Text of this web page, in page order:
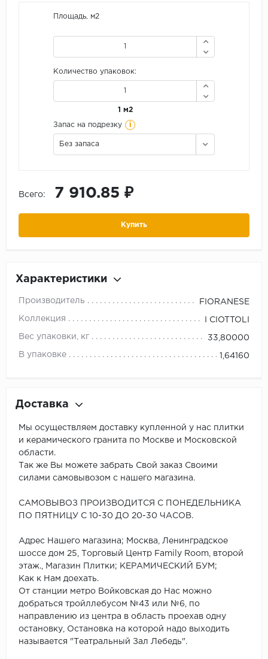
Площадь, м2
Количество упаковок:
1 м2
Запас на подрезку i
Без запаса
Всего: 7 910.85 ₽
Купить
Характеристики
Производитель FIORANESE
Коллекция I CIOTTOLI
Вес упаковки, кг 33,80000
В упаковке 1,64160
Доставка
Мы осуществляем доставку купленной у нас плитки
и керамического гранита по Москве и Московской
области.
Так же Вы можете забрать Свой заказ Своими
силами самовывозом с нашего магазина.
САМОВЫВОЗ ПРОИЗВОДИТСЯ С ПОНЕДЕЛЬНИКА
ПО ПЯТНИЦУ С 10-30 ДО 20-30 ЧАСОВ.
Адрес Нашего магазина; Москва, Ленинградское
шоссе дом 25, Торговый Центр Family Room, второй
этаж., Магазин Плитки; КЕРАМИЧЕСКИЙ БУМ;
Как к Нам доехать.
От станции метро Войковская до Нас можно
добраться тройллебусом №43 или №6, по
направлению из центра в область проехав одну
остановку, Остановка на которой надо выходить
называется "Театральный Зал Лебедь".